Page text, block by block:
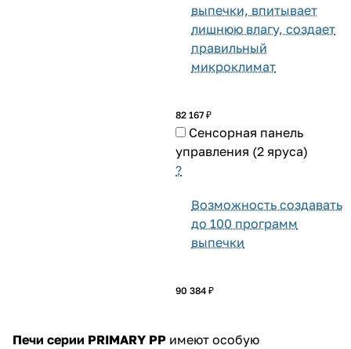
выпечки, впитывает
лишнюю влагу, создает
правильный
микроклимат
82 167 ₽
Сенсорная панель
управления (2 яруса)
?
Возможность создавать
до 100 программ
выпечки
90 384 ₽
Печи серии PRIMARY PP имеют особую